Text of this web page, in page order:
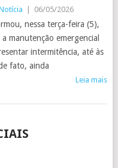
06/05/2026
nessa terça-feira (5),
manutenção emergencial
intermitência, até às
fato, ainda
Leia mais